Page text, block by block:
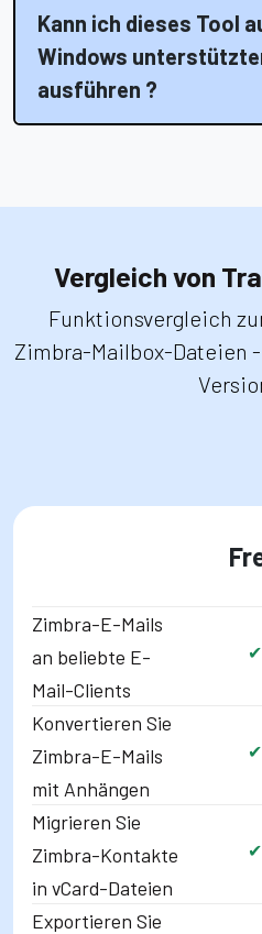
Kann ich dieses Tool
Windows
ausführen ?
Vergleich von
Funktionsvergleich
Zimbra-Mailbox-Dateien
Zimbra-E-Mails
an beliebte E-
Mail-Clients
Konvertieren Sie
Zimbra-E-Mails
mit Anhängen
Migrieren Sie
Zimbra-Kontakte
in vCard-Dateien
Exportieren Sie
✔
✔
✔